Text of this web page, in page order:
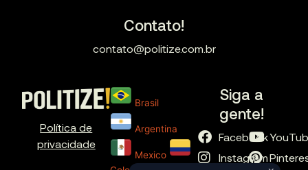
Contato!
contato@politize.com.br
Política de
privacidade
Brasil
Argentina
Mexico
Siga a
gente!
Facebook
Instagram